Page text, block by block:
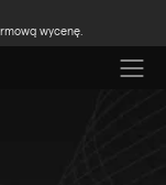
wycenę.